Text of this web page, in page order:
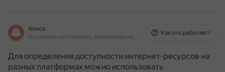
Алиса
На основе источников, возможны неточности
Как это работает?
Для определения доступности интернет-ресурсов на
разных платформах можно использовать